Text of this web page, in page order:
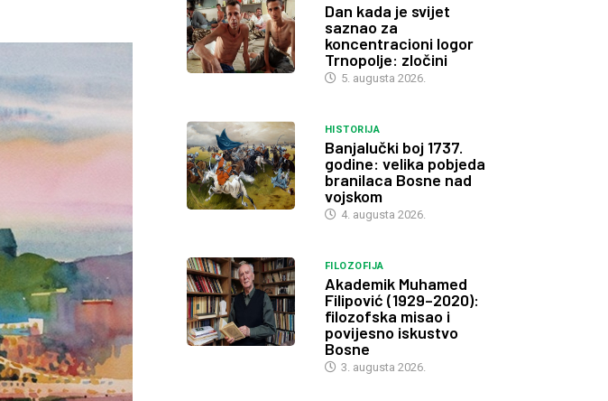
Dan kada je svijet
saznao za
koncentracioni logor
Trnopolje: zločini
5. augusta 2026.
HISTORIJA
Banjalučki boj 1737.
godine: velika pobjeda
branilaca Bosne nad
vojskom
4. augusta 2026.
FILOZOFIJA
Akademik Muhamed
Filipović (1929–2020):
filozofska misao i
povijesno iskustvo
Bosne
3. augusta 2026.